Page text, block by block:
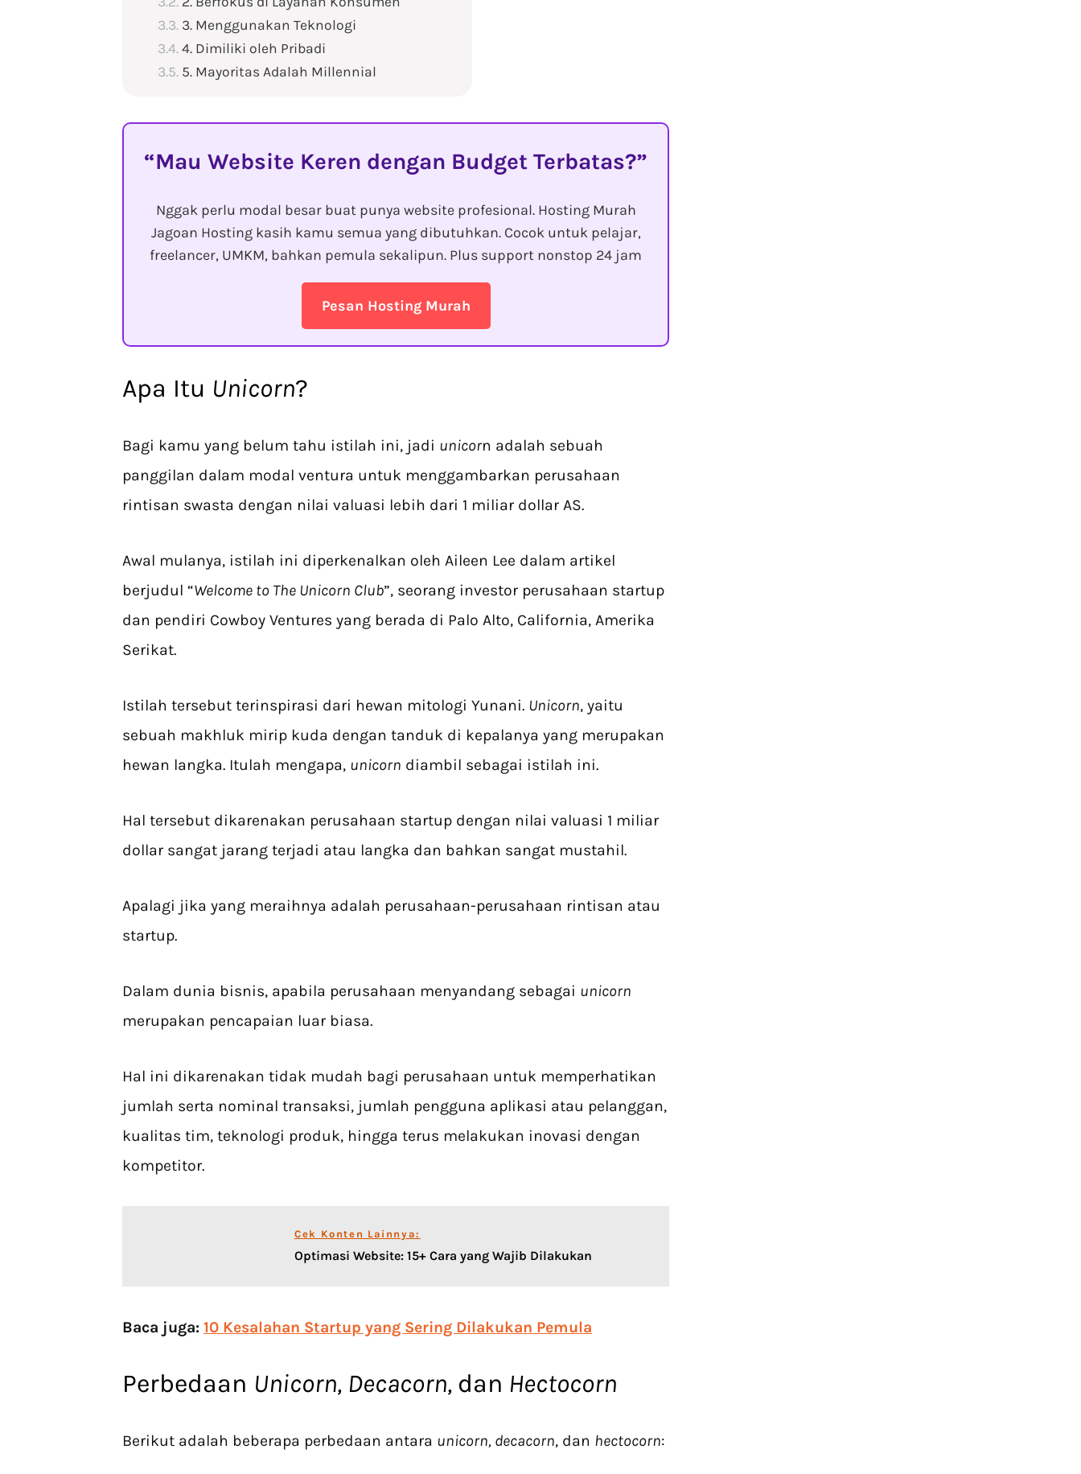
3. Menggunakan Teknologi
4. Dimiliki oleh Pribadi
5. Mayoritas Adalah Millennial
Mau Website Keren dengan Budget Terbatas?
Nggak perlu modal besar buat punya website profesional. Hosting Murah
Jagoan Hosting kasih kamu semua yang dibutuhkan. Cocok untuk pelajar,
freelancer, UMKM, bahkan pemula sekalipun. Plus support nonstop 24 jam
Pesan Hosting Murah
Apa Itu Unicorn?
Bagi kamu yang belum tahu istilah ini, jadi unicorn adalah sebuah
panggilan dalam modal ventura untuk menggambarkan perusahaan
rintisan swasta dengan nilai valuasi lebih dari 1 miliar dollar AS.
Awal mulanya, istilah ini diperkenalkan oleh Aileen Lee dalam artikel
berjudul “Welcome to The Unicorn Club”, seorang investor perusahaan startup
dan pendiri Cowboy Ventures yang berada di Palo Alto, California, Amerika
Serikat.
Istilah tersebut terinspirasi dari hewan mitologi Yunani. Unicorn, yaitu
sebuah makhluk mirip kuda dengan tanduk di kepalanya yang merupakan
hewan langka. Itulah mengapa, unicorn diambil sebagai istilah ini.
Hal tersebut dikarenakan perusahaan startup dengan nilai valuasi 1 miliar
dollar sangat jarang terjadi atau langka dan bahkan sangat mustahil.
Apalagi jika yang meraihnya adalah perusahaan-perusahaan rintisan atau
startup.
Dalam dunia bisnis, apabila perusahaan menyandang sebagai unicorn
merupakan pencapaian luar biasa.
Hal ini dikarenakan tidak mudah bagi perusahaan untuk memperhatikan
jumlah serta nominal transaksi, jumlah pengguna aplikasi atau pelanggan,
kualitas tim, teknologi produk, hingga terus melakukan inovasi dengan
kompetitor.
Cek Konten Lainnya:
Optimasi Website: 15+ Cara yang Wajib Dilakukan
Baca juga: 10 Kesalahan Startup yang Sering Dilakukan Pemula
Perbedaan Unicorn, Decacorn, dan Hectocorn
Berikut adalah beberapa perbedaan antara unicorn, decacorn, dan hectocorn: